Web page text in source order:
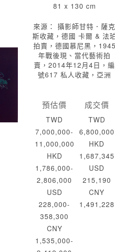
81 x 130 cm
來源： 攝影師甘特．薩克
斯收藏，德國 卡爾 & 法
拍賣，德國慕尼黑，
年戰後現、當代藝術拍
賣，2014年12月4日，編
號617 私人收藏，亞洲
預估價
TWD
7,000,000-
11,000,000
HKD
1,786,000-
2,806,000
USD
228,000-
358,300
CNY
1,535,000-
成交價
TWD
6,800,000
HKD
1,687,345
USD
215,190
CNY
1,491,228